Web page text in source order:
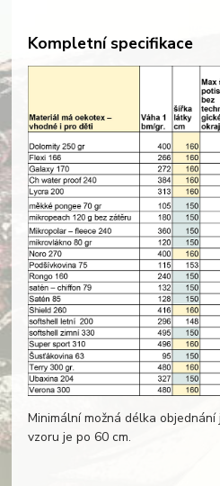
Kompletní specifikace
Minimální možná délka
vzoru je po 60 cm.